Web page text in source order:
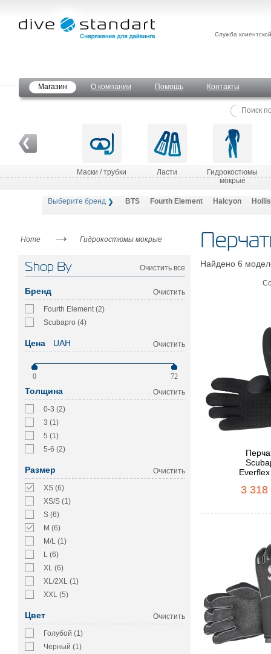
Служба
Магазин О компании Помощь Контакты
Маски / трубки Ласти
Гидрокостюмы
мокрые
Выберите бренд BTS Fourth Element Halcyon Hollis
Home → Гидрокостюмы мокрые
Очистить все
Shop By
Очистить
Бренд
Fourth Element (2)
Scubapro (4)
Очистить
Цена UAH
0
72
Очистить
Толщина
0-3 (2)
3 (1)
5 (1)
5-6 (2)
Очистить
Размер
XS (6)
XS/S (1)
S (6)
M (6)
M/L (1)
L (6)
XL (6)
XL/2XL (1)
XXL (5)
Очистить
Цвет
Голубой (1)
Черный (1)
Найдено 6
3 318